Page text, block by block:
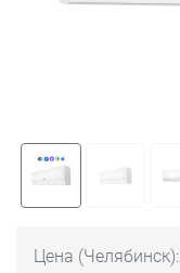
Цена (Челябинск):